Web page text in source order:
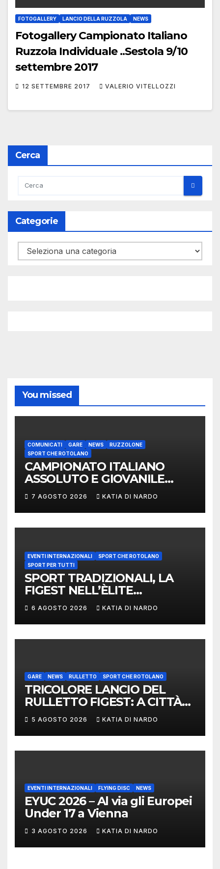
FOTOGALLERY LANCIO DELLA RUZZOLA NEWS
Fotogallery Campionato Italiano
Ruzzola Individuale ..Sestola 9/10
settembre 2017
12 SETTEMBRE 2017 VALERIO VITELLOZZI
Cerca
Categorie
Categorie
You missed
COMUNICATI GARE NEWS
RUZZOLONE
SPORT CHE ROTOLANO
CAMPIONATO ITALIANO
ASSOLUTO E GIOVANILE
LANCIO DEL RUZZOLONE
7 AGOSTO 2026 KATIA DI NARDO
EVENTI INTERNAZIONALI
SPORT CHE ROTOLANO
SPORT PER TUTTI
SPORT TRADIZIONALI, LA
FIGEST NELL’ÈLITE
MONDIALE: LA
DELEGAZIONE ITALIANA
PROTAGONISTA AL
CONVEGNO TAFISA A
6 AGOSTO 2026 KATIA DI NARDO
GARE NEWS RULLETTO SPORT CHE ROTOLANO
TRICOLORE LANCIO DEL
RULLETTO FIGEST: A CITTÀ
DI CASTELLO VINCONO
MARCHIGIANI ED UMBRI
5 AGOSTO 2026 KATIA DI NARDO
EVENTI INTERNAZIONALI FLYING DISC NEWS
EYUC 2026 – Al via gli Europei
Under 17 a Vienna
3 AGOSTO 2026 KATIA DI NARDO